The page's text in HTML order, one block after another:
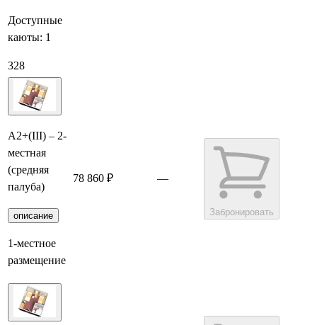
Доступные
каюты: 1
328
А2+(III) – 2-
местная
(средняя
палуба)
описание
1-местное
размещение
78 860 ₽ —
Забронировать